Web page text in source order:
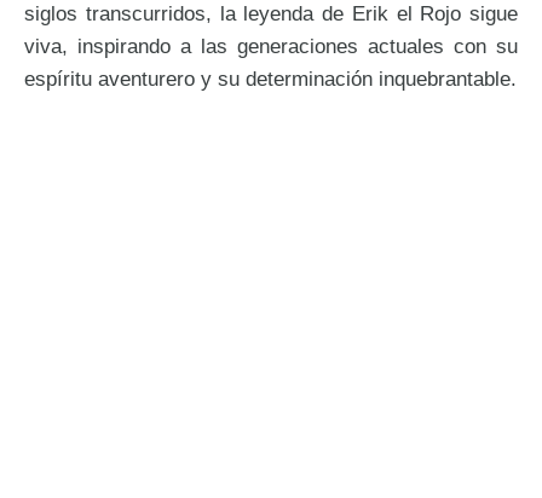
siglos transcurridos, la leyenda de Erik el Rojo sigue
viva, inspirando a las generaciones actuales con su
espíritu aventurero y su determinación inquebrantable.